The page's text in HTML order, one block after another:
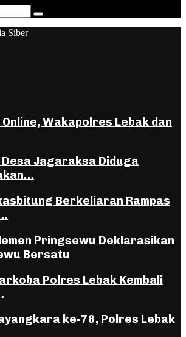
Search
Siber
Wakapolres Lebak dan
Desa Jagaraksa Diduga
Berkeliaran Rampas
Pringsewu Deklarasikan
Bersatu
Polres Lebak Kembali
ke-78, Polres Lebak